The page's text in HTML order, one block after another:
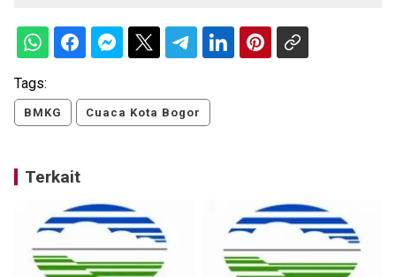
Tags:
BMKG Cuaca Kota Bogor
Terkait